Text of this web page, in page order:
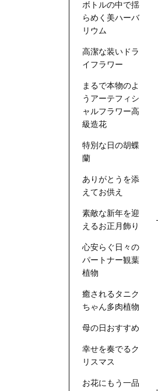
ボトルの中で揺
らめく美ハーバ
リウム
高潔な装いドラ
イフラワー
まるで本物のよ
うアーテフィシ
ャルフラワー高
級造花
特別な日の胡蝶
蘭
ありがとうを添
えてお供え
素敵な新年を迎
えるお正月飾り
心安らぐ日々の
パートナー観葉
植物
癒されるタニク
ちゃん多肉植物
母の日おすすめ
幸せを奏でるク
リスマス
お花にもう一品